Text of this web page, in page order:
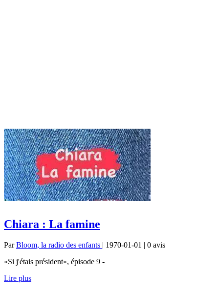
Chiara : La famine
ParBloom, la radio des enfants | 1970-01-01 | 0 avis
«Si j'étais président», épisode 9 -
Lire plus